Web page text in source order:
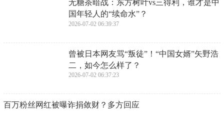
​泰山顶上游客挤厕所过夜，景区：可能是降
温导致，无法保证看到日出
​盘点三亚最值得入住的12家豪华酒店
​无糖茶暗战：东方树叶vs三得利，谁才是中